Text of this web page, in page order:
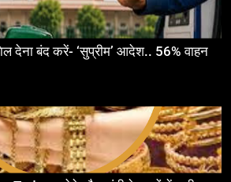
देना बंद करें- ‘सुप्रीम’ आदेश.. 56% वाहन